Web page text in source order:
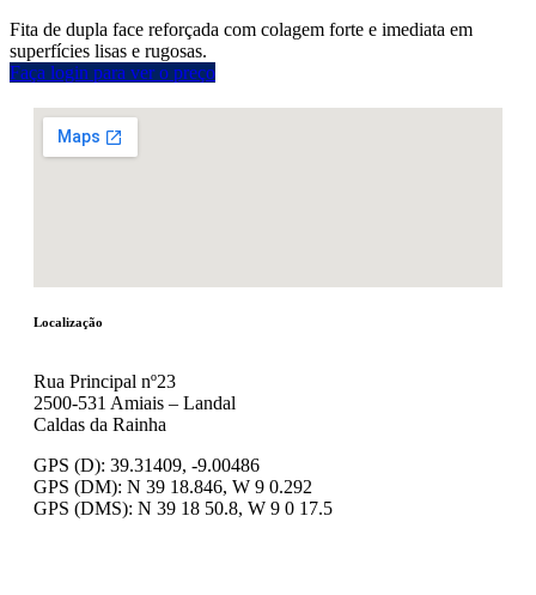
Fita de dupla face reforçada com colagem forte e imediata em
superfícies lisas e rugosas.
Faça login para ver o preço
Localização
Rua Principal nº23
2500-531 Amiais – Landal
Caldas da Rainha
GPS (D): 39.31409, -9.00486
GPS (DM): N 39 18.846, W 9 0.292
GPS (DMS): N 39 18 50.8, W 9 0 17.5